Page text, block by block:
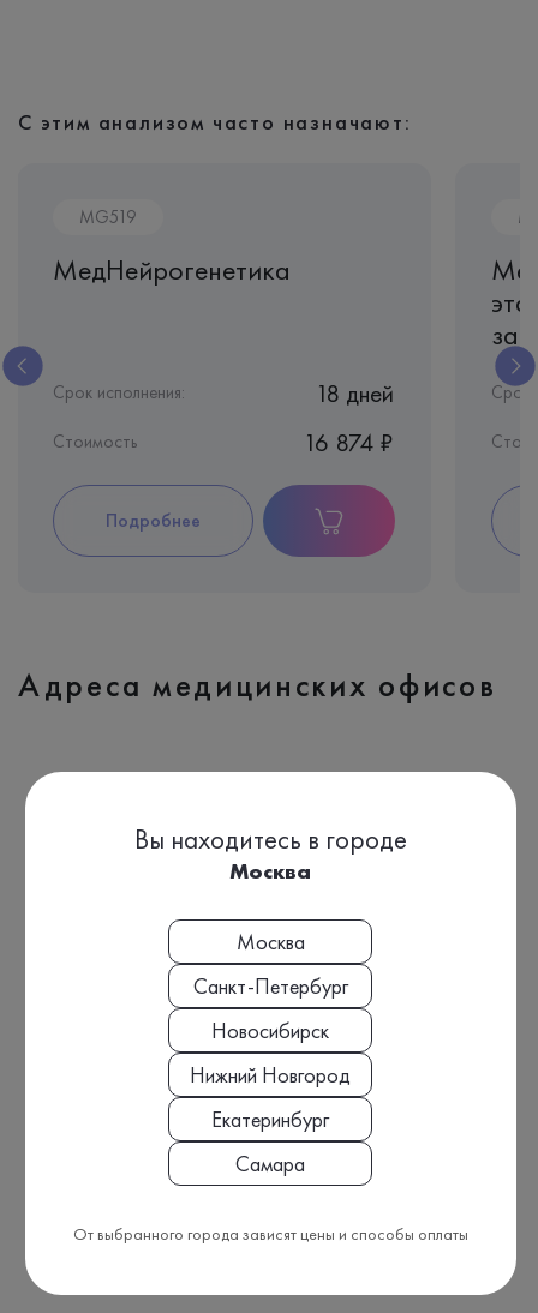
С этим анализом часто назначают:
MG519
МедНейрогенетика
Срок исполнения: 18 дней
Стоимость 16 874 ₽
Подробнее
Срок
Адреса медицинских офисов
Вы находитесь в городе
Москва
Москва
Санкт-Петербург
Новосибирск
Нижний Новгород
Екатеринбург
Самара
От выбранного города зависят цены и способы оплаты